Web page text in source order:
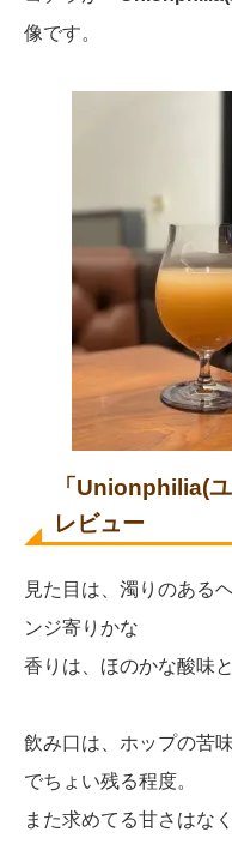
像です。
「Unionphilia(
レビュー
見た目は、濁りのある
ンジ寄りかな
香りは、ほのかな酸味
飲み口は、ホップの苦
でちょい残る程度。
また求めてる甘さはな